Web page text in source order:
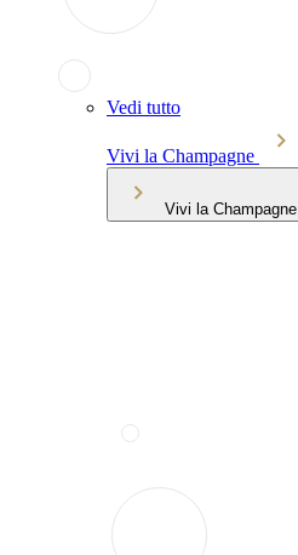
Vedi tutto
Vivi la Champagne
Vivi la Champagne